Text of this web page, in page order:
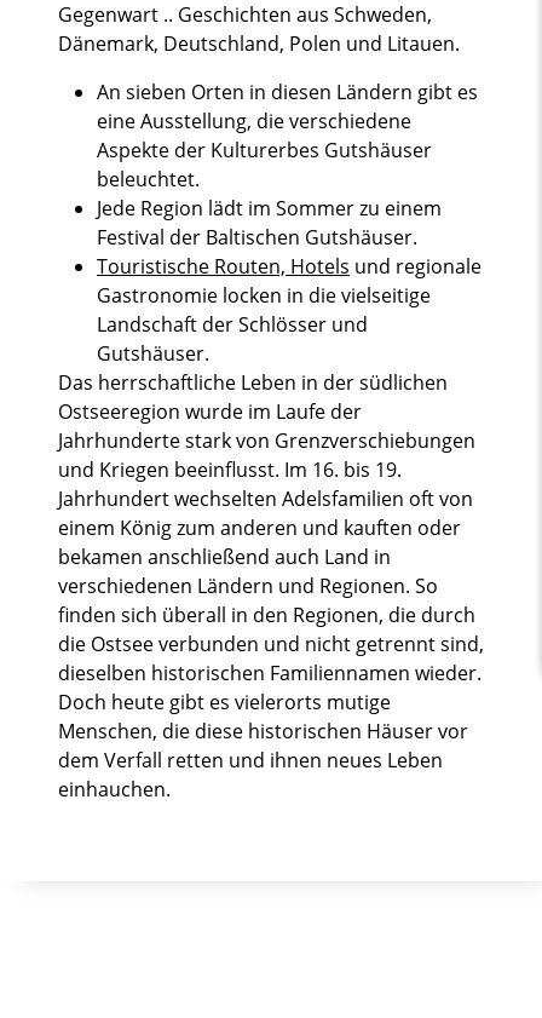
Gegenwart .. Geschichten aus Schweden,
Dänemark, Deutschland, Polen und Litauen.
An sieben Orten in diesen Ländern gibt es
eine Ausstellung, die verschiedene
Aspekte der Kulturerbes Gutshäuser
beleuchtet.
Jede Region lädt im Sommer zu einem
Festival der Baltischen Gutshäuser.
Touristische Routen, Hotels und regionale
Gastronomie locken in die vielseitige
Landschaft der Schlösser und
Gutshäuser.
Das herrschaftliche Leben in der südlichen
Ostseeregion wurde im Laufe der
Jahrhunderte stark von Grenzverschiebungen
und Kriegen beeinflusst. Im 16. bis 19.
Jahrhundert wechselten Adelsfamilien oft von
einem König zum anderen und kauften oder
bekamen anschließend auch Land in
verschiedenen Ländern und Regionen. So
finden sich überall in den Regionen, die durch
die Ostsee verbunden und nicht getrennt sind,
dieselben historischen Familiennamen wieder.
Doch heute gibt es vielerorts mutige
Menschen, die diese historischen Häuser vor
dem Verfall retten und ihnen neues Leben
einhauchen.